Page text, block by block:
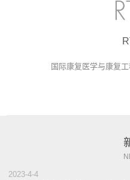
国际康复医学与康复
2023-4-4